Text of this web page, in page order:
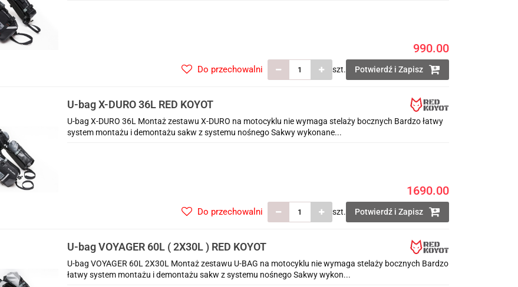
990.00
szt. Potwierdź i Zapisz
Do przechowalni
U-bag X-DURO 36L RED KOYOT
U-bag X-DURO 36L Montaż zestawu X-DURO na motocyklu nie wymaga stelaży bocznych Bardzo łatwy
system montażu i demontażu sakw z systemu nośnego Sakwy wykonane...
1690.00
szt. Potwierdź i Zapisz
Do przechowalni
U-bag VOYAGER 60L ( 2X30L ) RED KOYOT
U-bag VOYAGER 60L 2X30L Montaż zestawu U-BAG na motocyklu nie wymaga stelaży bocznych Bardzo
łatwy system montażu i demontażu sakw z systemu nośnego Sakwy wykon...